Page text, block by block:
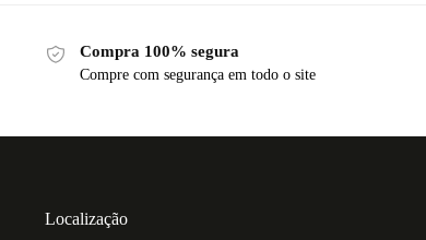
Compra 100% segura
Compre com segurança em todo o site
Localização